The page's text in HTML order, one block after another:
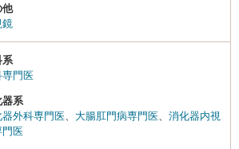
他
鏡
系
専門医
器系
器外科専門医
大腸肛門病専門医
消化器内視
門医